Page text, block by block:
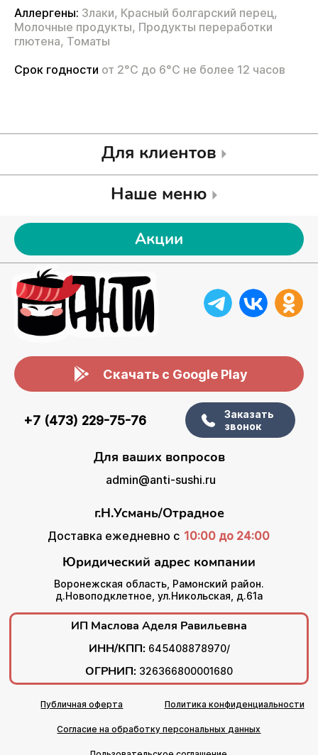
Аллергены: Злаки, Красный болгарский перец,
Молочные продукты, Продукты переработки
глютена, Томаты
Срок годности от 2°С до 6°С не более 12 часов
Для клиентов
Наше меню
Акции
Скачать с Google Play
+7 (473) 229-75-76
Заказать
звонок
Для ваших вопросов
admin@anti-sushi.ru
г.Н.Усмань/Отрадное
Доставка ежедневно с 10:00 до 24:00
Юридический адрес компании
Воронежская область, Рамонский район.
д.Новоподклетное, ул.Никольская, д.61а
ИП Маслова Аделя Равильевна
ИНН/КПП: 645408878970/
ОГРНИП: 326366800001680
Публичная оферта Политика конфиденциальности
Согласие на обработку персональных данных